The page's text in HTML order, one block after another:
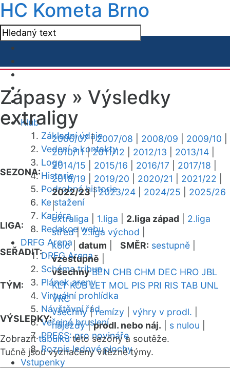
HC Kometa Brno
Klub
Základní údaje
Vedení a kontakty
Logo
Historie
Podrobná historie
Ke stažení
Kariéra
Redakce webu
DRFG Arena
DRFG Arena
Schéma tribun
Plánek areny
Virtuální prohlídka
Návštěvní řád
Veřejné bruslení
PRESS: pro novináře
Rozpis ledové plochy
Vstupenky
Zápasy » Výsledky
extraligy
SEZONA:
2006/07|2007/08 2008/09 2009/10
2010/11|2011/12 2012/13 2013/14
2014/15
2015/16 2016/17 2017/18
2018/19
2019/20 2020/21 2021/22
2022/23|2023/24 2024/25
2025/26
|
LIGA:
extraliga 1.liga 2.liga západ
2.liga
střed|2.liga východ
SEŘADIT:
kolo| datum SMĚR: sestupně
vzestupně
TÝM:
všechny BEN CHB CHM DEC HRO JBL
KLT KOB LET MOL PIS PRI RIS TAB UNL
VRC
VÝSLEDKY:
všechny|remízy výhry v prodl.
nájezdy|prodl. nebo náj. s nulou
Zobrazittabulkutéto sezóny a soutěže.
Tučně jsou vyznačeny vítězné týmy.